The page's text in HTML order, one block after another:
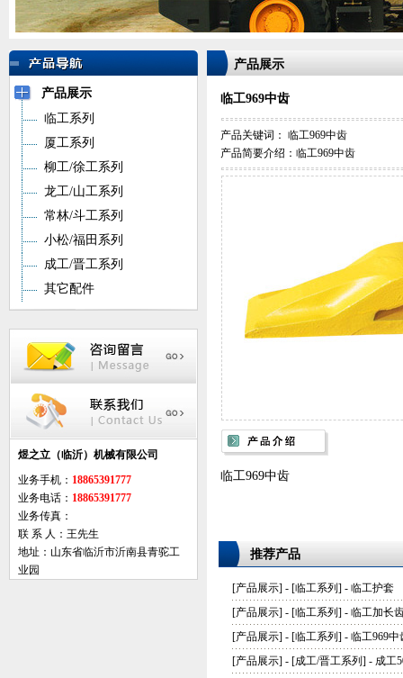
产品展示
临工系列
厦工系列
柳工/徐工系列
龙工/山工系列
常林/斗工系列
小松/福田系列
成工/晋工系列
其它配件
煜之立（临沂）机械有限公司
业务手机： 18865391777
业务电话： 18865391777
业务传真：
联 系 人：王先生
地址：山东省临沂市沂南县青驼工
业园
产品展示
临工969中齿
产品关键词：临工969中齿
产品简要介绍：临工969中齿
临工969中齿
推荐产品
[产品展示] - [临工系列 ] - 临工护套
[产品展示] - [临工系列 ] - 临工加长
[产品展示] - [临工系列 ] - 临工969中
[产品展示] - [成工/晋工系列 ] - 成工